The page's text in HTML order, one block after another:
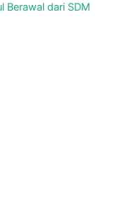
Berawal dari SDM